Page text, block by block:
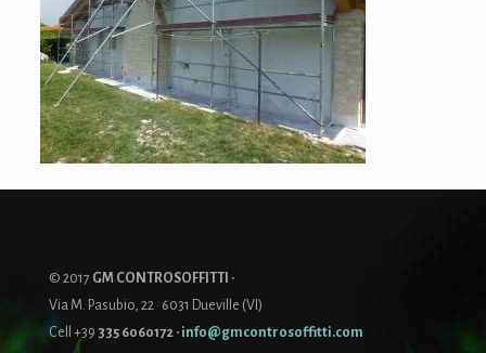
© 2017 GM CONTROSOFFITTI ·
Via M. Pasubio, 22 · 6031 Dueville (VI)
Cell +39 335 6060172 · info@gmcontrosoffitti.com